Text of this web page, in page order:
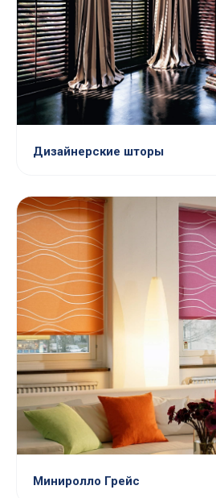
Дизайнерские шторы
Миниролло Грейс